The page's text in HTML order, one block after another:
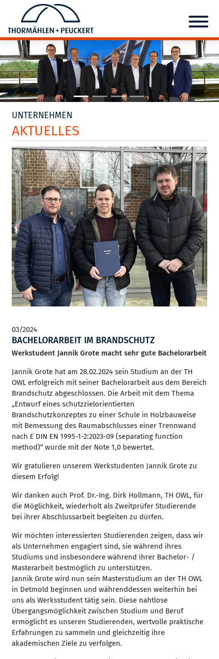
UNTERNEHMEN
AKTUELLES
03/2024
BACHELORARBEIT IM BRANDSCHUTZ
Werkstudent Jannik Grote macht sehr gute Bachelorarbeit
Jannik Grote hat am 28.02.2024 sein Studium an der TH
OWL erfolgreich mit seiner Bachelorarbeit aus dem Bereich
Brandschutz abgeschlossen. Die Arbeit mit dem Thema
„Entwurf eines schutzzielorientierten
Brandschutzkonzeptes zu einer Schule in Holzbauweise
mit Bemessung des Raumabschlusses einer Trennwand
nach E DIN EN 1995-1-2:2023-09 (separating function
method)“ wurde mit der Note 1,0 bewertet.
Wir gratulieren unserem Werkstudenten Jannik Grote zu
diesem Erfolg!
Wir danken auch Prof. Dr.-Ing. Dirk Hollmann, TH OWL, für
die Möglichkeit, wiederholt als Zweitprüfer Studierende
bei ihrer Abschlussarbeit begleiten zu dürfen.
Wir möchten interessierten Studierenden zeigen, dass wir
als Unternehmen engagiert sind, sie während ihres
Studiums und insbesondere während ihrer Bachelor- /
Masterarbeit bestmöglich zu unterstützen.
Jannik Grote wird nun sein Masterstudium an der TH OWL
in Detmold beginnen und währenddessen weiterhin bei
uns als Werksstudent tätig sein. Diese nahtlose
Übergangsmöglichkeit zwischen Studium und Beruf
ermöglicht es unseren Studierenden, wertvolle praktische
Erfahrungen zu sammeln und gleichzeitig ihre
akademischen Ziele zu verfolgen.